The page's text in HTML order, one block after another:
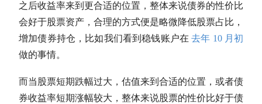
之后收益率来到更合适的位置，整体来说债券的性价比
会好于股票资产，合理的方式便是略微降低股票占比，
增加债券持仓，比如我们看到稳钱账户在去年 10 月初
做的事情。
而当股票短期跌幅过大， 估值来到合适的位置，或者债
券收益率短期涨幅较大，整体来说股票的性价比好于债